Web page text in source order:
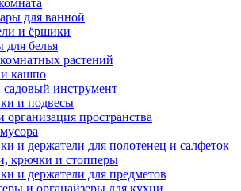
для ванной
и ёршики
для белья
растений
кашпо
инструмент
и подвесы
организация пространства
и держатели для полотенец и салфеток
крючки и стопперы
и держатели для предметов
и органайзеры для кухни